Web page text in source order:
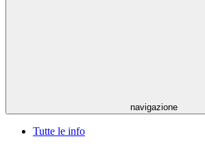
navigazione
Tutte le info